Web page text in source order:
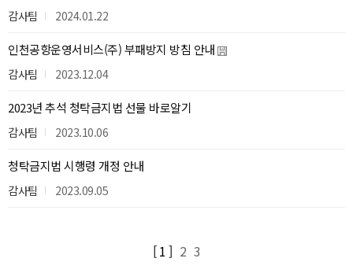
감사팀 2024.01.22
인천공항운영서비스(주) 부패방지 방침 안내
감사팀 2023.12.04
2023년 추석 청탁금지법 선물 바로알기
감사팀 2023.10.06
청탁금지법 시행령 개정 안내
감사팀 2023.09.05
[ 1 ] 2 3